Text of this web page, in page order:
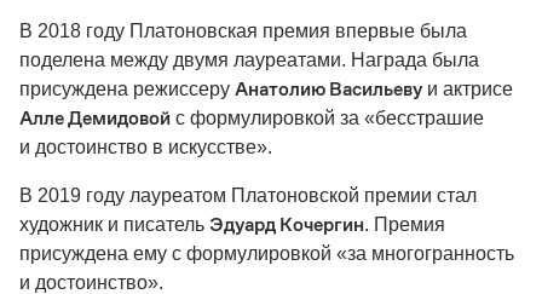
В 2018 году Платоновская премия впервые была
поделена между двумя лауреатами. Награда была
присуждена режиссеру Анатолию Васильеву и актрисе
Алле Демидовой с формулировкой за «бесстрашие
и достоинство в искусстве».
В 2019 году лауреатом Платоновской премии стал
художник и писатель Эдуард Кочергин. Премия
присуждена ему с формулировкой «за многогранность
и достоинство».